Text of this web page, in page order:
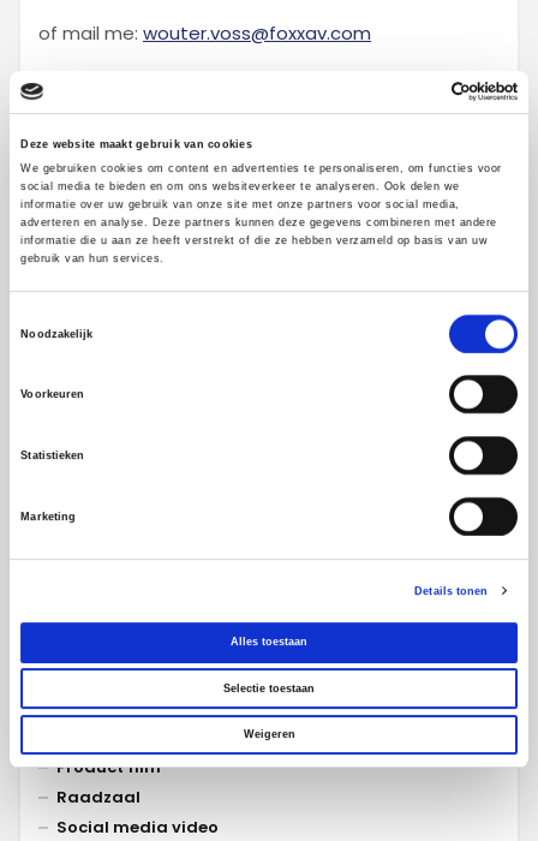
Deze website maakt gebruik van cookies
We gebruiken cookies om content en advertenties te personaliseren, om functies voor
social media te bieden en om ons websiteverkeer te analyseren. Ook delen we
informatie over uw gebruik van onze site met onze partners voor social media,
adverteren en analyse. Deze partners kunnen deze gegevens combineren met andere
informatie die u aan ze heeft verstrekt of die ze hebben verzameld op basis van uw
gebruik van hun services.
Noodzakelijk
Voorkeuren
Statistieken
Marketing
Details tonen
Alles toestaan
Selectie toestaan
Weigeren
of mail me: wouter.voss@foxxav.com
voor een vrijblijvend gesprek.
Projecten per categorie
Bedrijfsfilm
Congres
Exposities
Events
Narrowcasting
Omroep systemen
Onderwijs
Product film
Raadzaal
Social media video